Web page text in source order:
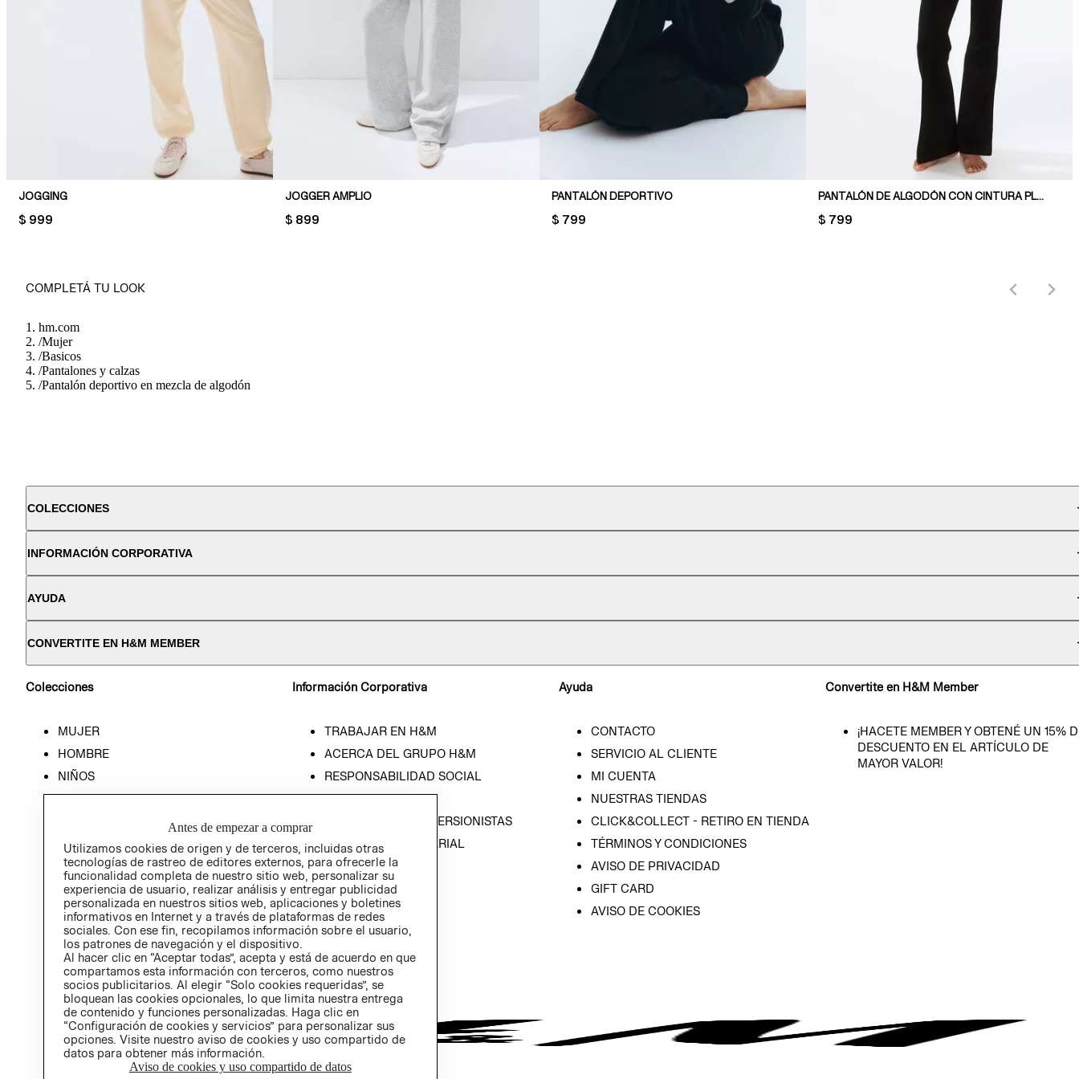
JOGGING
PRICE:
$ 999
JOGGER AMPLIO
PRICE:
$ 899
PANTALÓN DEPORTIVO
PRICE:
$ 799
PANTALÓN DE ALGODÓN CON CINTURA PLEGABLE
PRICE:
$ 799
COMPLETÁ TU LOOK
hm.com
/Mujer
/Basicos
/Pantalones y calzas
/Pantalón deportivo en mezcla de algodón
COLECCIONES
INFORMACIÓN CORPORATIVA
AYUDA
CONVERTITE EN H&M MEMBER
Colecciones
MUJER
HOMBRE
NIÑOS
HOME
Información Corporativa
TRABAJAR EN H&M
ACERCA DEL GRUPO H&M
RESPONSABILIDAD SOCIAL
PRENSA
RELACIÓN CON INVERSIONISTAS
POLÍTICA EMPRESARIAL
Ayuda
CONTACTO
SERVICIO AL CLIENTE
MI CUENTA
NUESTRAS TIENDAS
CLICK&COLLECT - RETIRO EN TIENDA
TÉRMINOS Y CONDICIONES
AVISO DE PRIVACIDAD
GIFT CARD
AVISO DE COOKIES
Convertite en H&M Member
¡HACETE MEMBER Y OBTENÉ UN 15%
DESCUENTO EN EL ARTÍCULO DE
MAYOR VALOR!
Antes de empezar a comprar
Utilizamos cookies de origen y de terceros, incluidas otras
tecnologías de rastreo de editores externos, para ofrecerle la
funcionalidad completa de nuestro sitio web, personalizar su
experiencia de usuario, realizar análisis y entregar publicidad
personalizada en nuestros sitios web, aplicaciones y boletines
informativos en Internet y a través de plataformas de redes
sociales. Con ese fin, recopilamos información sobre el usuario,
los patrones de navegación y el dispositivo.
Al hacer clic en “Aceptar todas”, acepta y está de acuerdo en que
compartamos esta información con terceros, como nuestros
socios publicitarios. Al elegir “Solo cookies requeridas”, se
bloquean las cookies opcionales, lo que limita nuestra entrega
de contenido y funciones personalizadas. Haga clic en
“Configuración de cookies y servicios” para personalizar sus
opciones. Visite nuestro aviso de cookies y uso compartido de
datos para obtener más información.
Aviso de cookies y uso compartido de datos